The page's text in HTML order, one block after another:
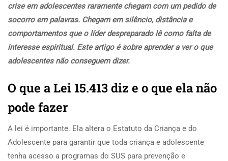
crise em adolescentes raramente chegam com um pedido de
socorro em palavras. Chegam em silêncio, distância e
comportamentos que o líder despreparado lê como falta de
interesse espiritual. Este artigo é sobre aprender a ver o que
adolescentes não conseguem dizer.
O que a Lei 15.413 diz e o que ela não
pode fazer
A lei é importante. Ela altera o Estatuto da Criança e do
Adolescente para garantir que toda criança e adolescente
tenha acesso a programas do SUS para prevenção e